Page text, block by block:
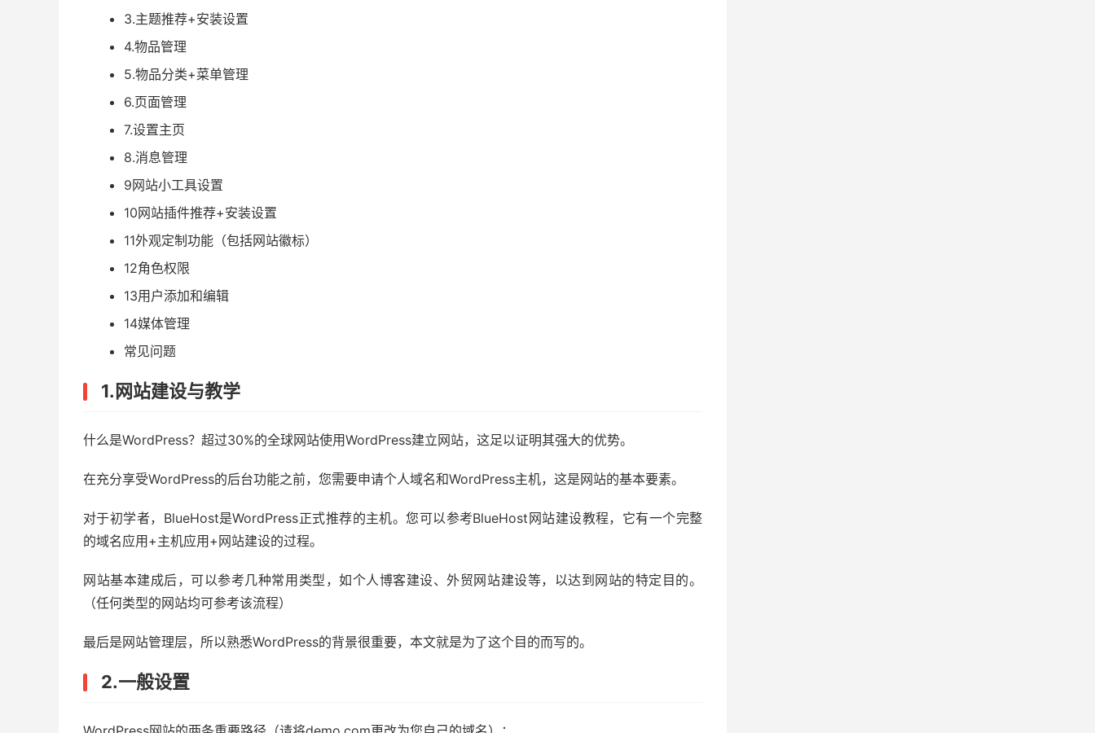
3.主题推荐+安装设置
4.物品管理
5.物品分类+菜单管理
6.页面管理
7.设置主页
8.消息管理
9网站小工具设置
10网站插件推荐+安装设置
11外观定制功能（包括网站徽标）
12角色权限
13用户添加和编辑
14媒体管理
常见问题
1.网站建设与教学
什么是WordPress？超过30%的全球网站使用WordPress建立网站，这足以证明其强大的优势。
在充分享受WordPress的后台功能之前，您需要申请个人域名和WordPress主机，这是网站的基本要素。
对于初学者，BlueHost是WordPress正式推荐的主机。您可以参考BlueHost网站建设教程，它有一个完整
的域名应用+主机应用+网站建设的过程。
网站基本建成后，可以参考几种常用类型，如个人博客建设、外贸网站建设等，以达到网站的特定目的。
（任何类型的网站均可参考该流程）
最后是网站管理层，所以熟悉WordPress的背景很重要，本文就是为了这个目的而写的。
2.一般设置